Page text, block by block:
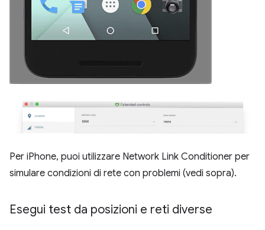
Per iPhone, puoi utilizzare Network Link Conditioner per
simulare condizioni di rete con problemi (vedi sopra).
Esegui test da posizioni e reti diverse